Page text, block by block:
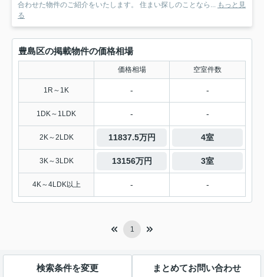
合わせた物件のご紹介をいたします。 住まい探しのことなら... もっと見
る
豊島区の掲載物件の価格相場
価格相場 空室件数
1R～1K - -
1DK～1LDK - -
2K～2LDK 11837.5万円 4室
3K～3LDK 13156万円 3室
4K～4LDK以上 - -
1
検索条件を変更 まとめてお問い合わせ